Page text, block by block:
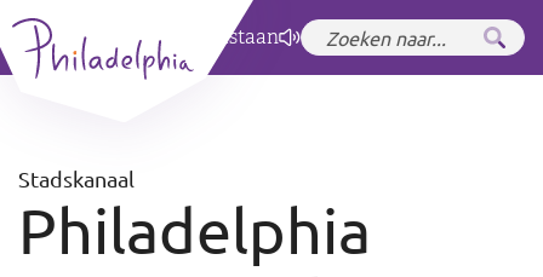
Zet hoog contrastaan
Stadskanaal
Philadelphia